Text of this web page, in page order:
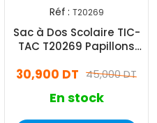
Réf : T20269
Sac à Dos Scolaire TIC-
TAC T20269 Papillons
45,000 DT
30,900 DT
En stock